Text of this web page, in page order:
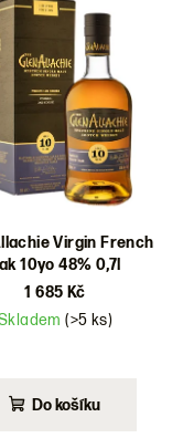
Virgin French
10yo 48% 0,7l
1 685 Kč
(>5 ks)
Do košíku